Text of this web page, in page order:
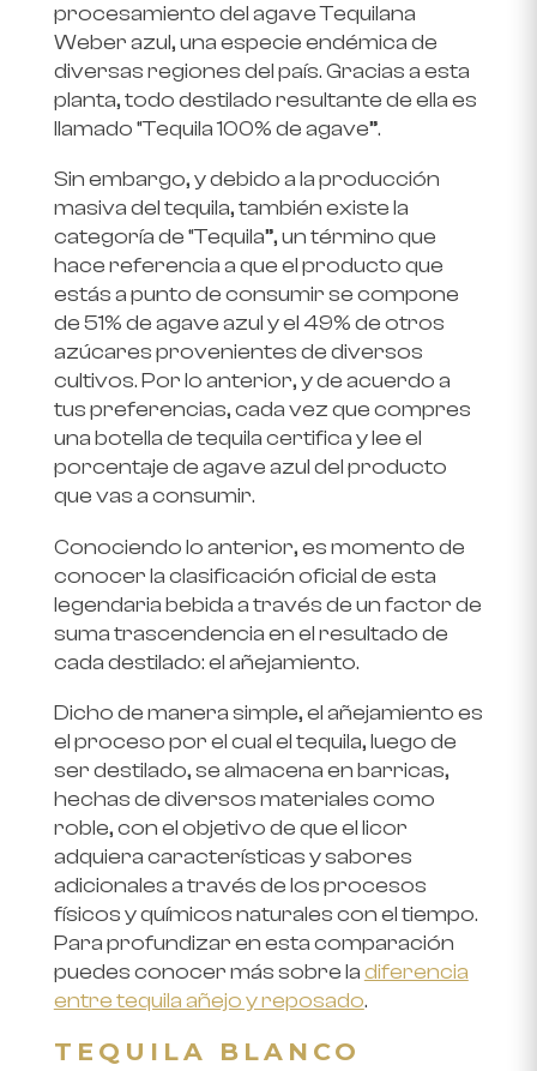
procesamiento del agave Tequilana
Weber azul, una especie endémica de
diversas regiones del país. Gracias a esta
planta, todo destilado resultante de ella es
llamado “Tequila 100% de agave”.
Sin embargo, y debido a la producción
masiva del tequila, también existe la
categoría de “Tequila”, un término que
hace referencia a que el producto que
estás a punto de consumir se compone
de 51% de agave azul y el 49% de otros
azúcares provenientes de diversos
cultivos. Por lo anterior, y de acuerdo a
tus preferencias, cada vez que compres
una botella de tequila certifica y lee el
porcentaje de agave azul del producto
que vas a consumir.
Conociendo lo anterior, es momento de
conocer la clasificación oficial de esta
legendaria bebida a través de un factor de
suma trascendencia en el resultado de
cada destilado: el añejamiento.
Dicho de manera simple, el añejamiento es
el proceso por el cual el tequila, luego de
ser destilado, se almacena en barricas,
hechas de diversos materiales como
roble, con el objetivo de que el licor
adquiera características y sabores
adicionales a través de los procesos
físicos y químicos naturales con el tiempo.
Para profundizar en esta comparación
puedes conocer más sobre ladiferencia
entre tequila añejo y reposado.
TEQUILA BLANCO